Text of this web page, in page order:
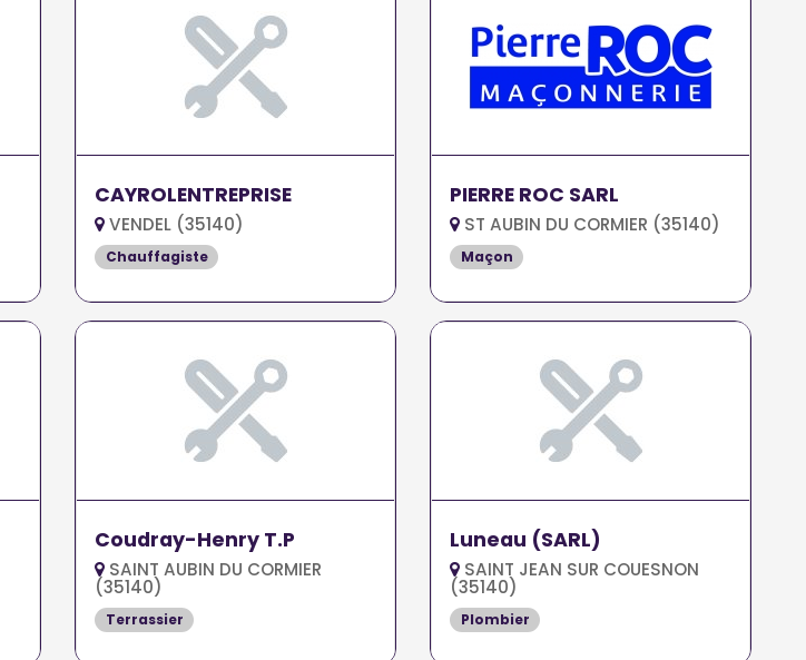
CAYROLENTREPRISE
VENDEL (35140)
Chauffagiste
PIERRE ROC SARL
ST AUBIN DU CORMIER (35140)
Maçon
Coudray-Henry T.P
SAINT AUBIN DU CORMIER
(35140)
Terrassier
Luneau (SARL)
SAINT JEAN SUR COUESNON
(35140)
Plombier